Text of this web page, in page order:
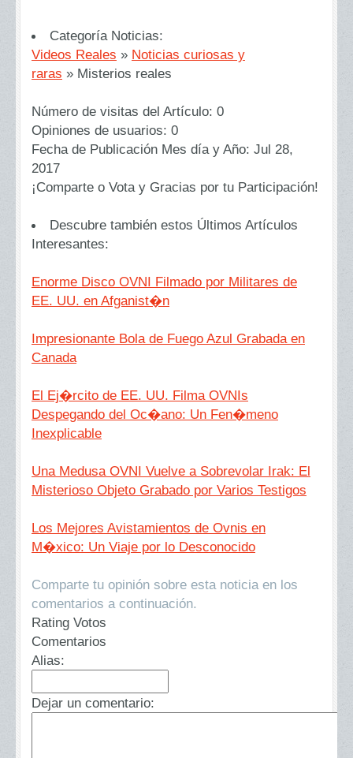
Categoría Noticias:
Videos Reales » Noticias curiosas y
raras » Misterios reales
Número de visitas del Artículo: 0
Opiniones de usuarios: 0
Fecha de Publicación Mes día y Año: Jul 28,
2017
¡Comparte o Vota y Gracias por tu Participación!
Descubre también estos Últimos Artículos
Interesantes:
Enorme Disco OVNI Filmado por Militares de
EE. UU. en Afganist�n
Impresionante Bola de Fuego Azul Grabada en
Canada
El Ej�rcito de EE. UU. Filma OVNIs
Despegando del Oc�ano: Un Fen�meno
Inexplicable
Una Medusa OVNI Vuelve a Sobrevolar Irak: El
Misterioso Objeto Grabado por Varios Testigos
Los Mejores Avistamientos de Ovnis en
M�xico: Un Viaje por lo Desconocido
Comparte tu opinión sobre esta noticia en los
comentarios a continuación.
Rating Votos
Comentarios
Alias:
Dejar un comentario: